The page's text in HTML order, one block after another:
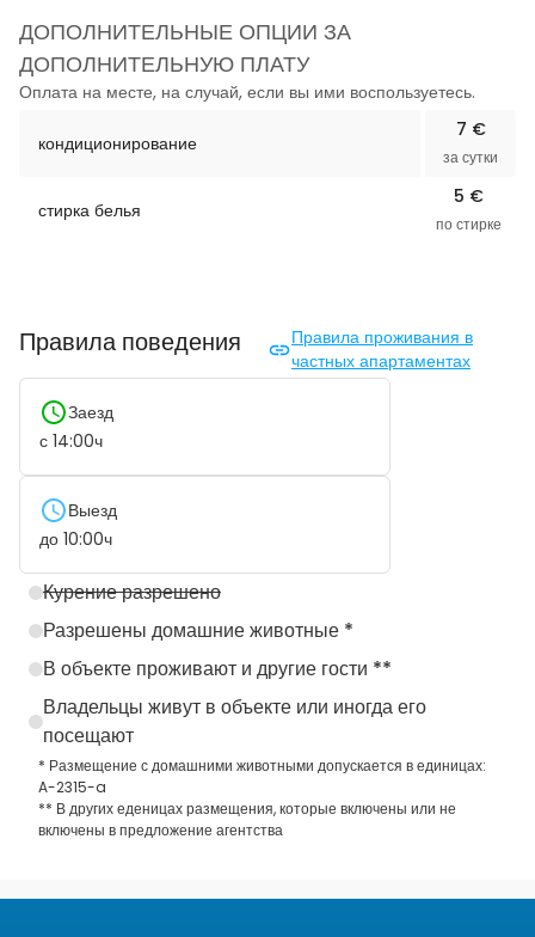
ДОПОЛНИТЕЛЬНЫЕ ОПЦИИ ЗА
ДОПОЛНИТЕЛЬНУЮ ПЛАТУ
Оплата на месте, на случай, если вы ими воспользуетесь.
кондиционирование
7 €
за сутки
стирка белья
5 €
по стирке
Правила поведения
Правила проживания в
частных апартаментах
Заезд
с 14:00ч
Выезд
до 10:00ч
Курение разрешено
Разрешены домашние животные *
В объекте проживают и другие гости **
Владельцы живут в объекте или иногда его
посещают
* Размещение с домашними животными допускается в единицах:
A-2315-a
** В других еденицах размещения, которые включены или не
включены в предложение агентства